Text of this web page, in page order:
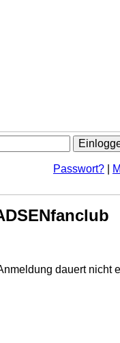
Passwort?
dauert nicht